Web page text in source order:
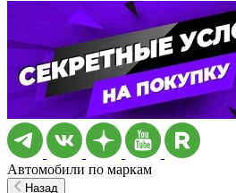
Автомобили по маркам
Назад